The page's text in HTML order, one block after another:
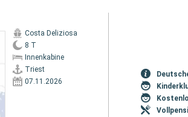
Costa Deliziosa
8 T
Innenkabine
Triest
07.11.2026